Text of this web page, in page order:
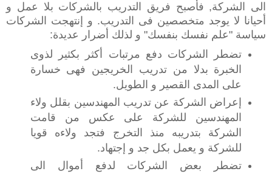
الى الشركة, فأصبح فريق التدريب بالشركات بلا عمل و
أحيانا لا يوجد متخصصين فى التدريب. و إنتهجت الشركات
سياسة "علم نفسك بنفسك" و لذلك أضرار عديدة:
‫تضطر الشركات دفع مرتبات أكثر بكثير لذوى
الخبرة بدلا من تدريب الخريجين فهى خسارة
على المدى القصير و الطويل‬.
‫إعراض الشركة عن تدريب المهندسين بقلل ولاء
المهندسين للشركة على عكس من قامت
الشركة بتدريبه منذ التخرج فتجد ولاءه قويا
للشركة و يعمل بكل جد و إجتهاد.‬
‫تضطر بعض الشركات لدفع أموال الى